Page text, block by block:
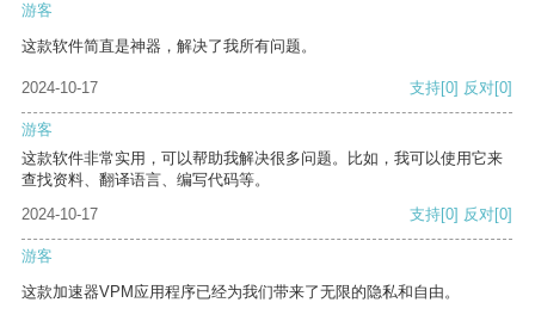
游客
这款软件简直是神器，解决了我所有问题。
2024-10-17 支持[0] 反对[0]
游客
这款软件非常实用，可以帮助我解决很多问题。比如，我可以使用它来
查找资料、翻译语言、编写代码等。
2024-10-17
支持[0] 反对[0]
游客
这款加速器VPM应用程序已经为我们带来了无限的隐私和自由。